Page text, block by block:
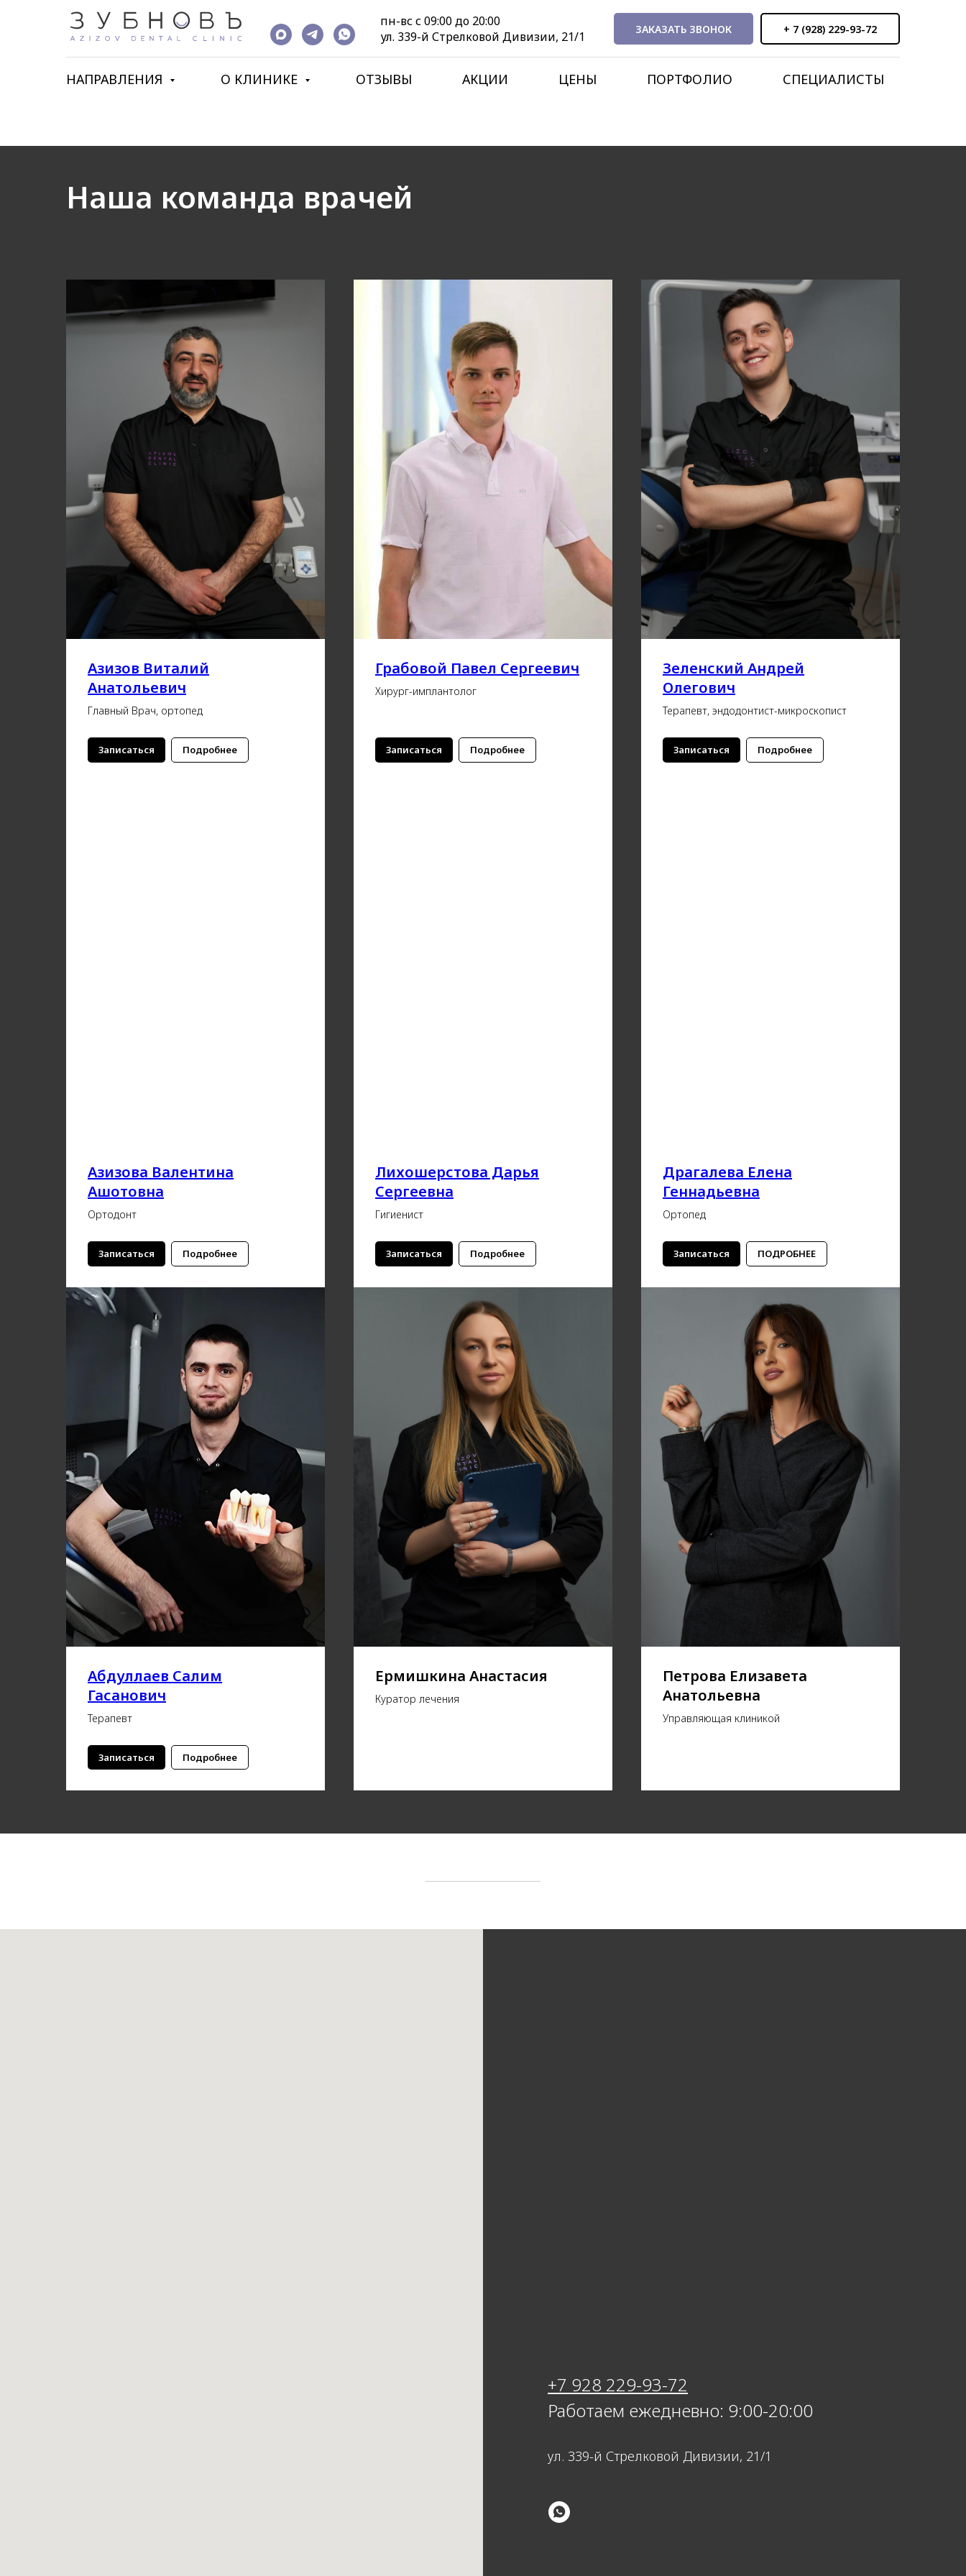
пн-вс с 09:00 до 20:00
ул. 339-й Стрелковой Дивизии, 21/1
ЗАКАЗАТЬ ЗВОНОК + 7 (928) 229-93-72
НАПРАВЛЕНИЯ О КЛИНИКЕ ОТЗЫВЫ АКЦИИ ЦЕНЫ ПОРТФОЛИО СПЕЦИАЛИСТЫ
Наша команда врачей
Азизов Виталий
Анатольевич
Главный Врач, ортопед
Записаться Подробнее
Грабовой Павел Сергеевич
Хирург-имплантолог
Записаться Подробнее
Зеленский Андрей
Олегович
Терапевт, эндодонтист-микроскопист
Записаться Подробнее
Азизова Валентина
Ашотовна
Ортодонт
Записаться Подробнее
Лихошерстова Дарья
Сергеевна
Гигиенист
Записаться Подробнее
Драгалева Елена
Геннадьевна
Ортопед
Записаться ПОДРОБНЕЕ
Абдуллаев Салим
Гасанович
Терапевт
Записаться Подробнее
Ермишкина Анастасия
Куратор лечения
Петрова Елизавета
Анатольевна
Управляющая клиникой
+7 928 229-93-72
Работаем ежедневно: 9:00-20:00
ул. 339-й Стрелковой Дивизии, 21/1